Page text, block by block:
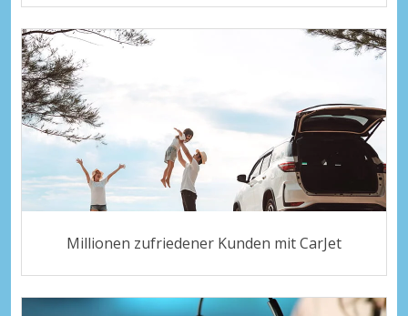
Millionen zufriedener Kunden mit CarJet